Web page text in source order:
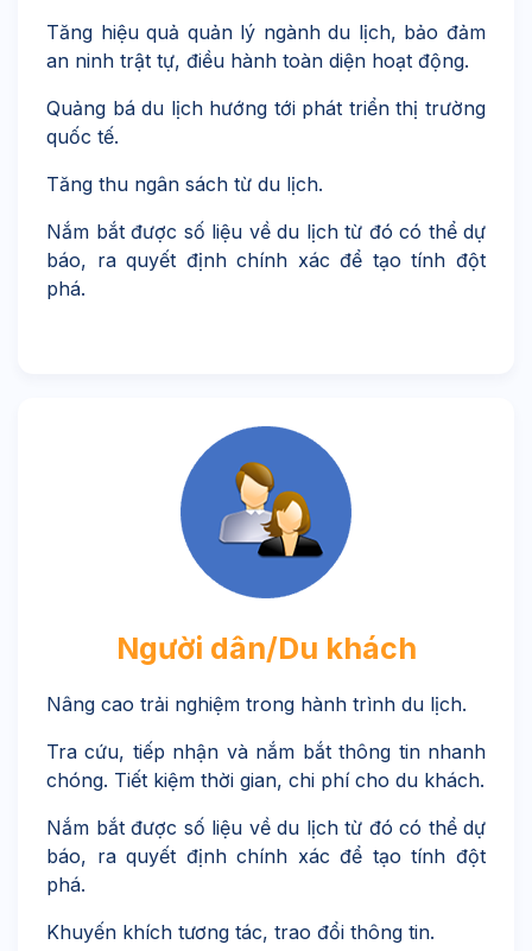
Tăng hiệu quả quản lý ngành du lịch, bảo đảm
an ninh trật tự, điều hành toàn diện hoạt động.
Quảng bá du lịch hướng tới phát triển thị trường
quốc tế.
Tăng thu ngân sách từ du lịch.
Nắm bắt được số liệu về du lịch từ đó có thể dự
báo, ra quyết định chính xác để tạo tính đột
phá.
Người dân/Du khách
Nâng cao trải nghiệm trong hành trình du lịch.
Tra cứu, tiếp nhận và nắm bắt thông tin nhanh
chóng. Tiết kiệm thời gian, chi phí cho du khách.
Nắm bắt được số liệu về du lịch từ đó có thể dự
báo, ra quyết định chính xác để tạo tính đột
phá.
Khuyến khích tương tác, trao đổi thông tin.